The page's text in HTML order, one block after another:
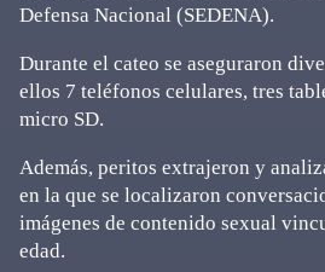
Defensa Nacional (SEDENA).
Durante el cateo se aseguraron
ellos 7 teléfonos celulares, tres
micro SD.
Además, peritos extrajeron y
en la que se localizaron
imágenes de contenido sexual
edad.